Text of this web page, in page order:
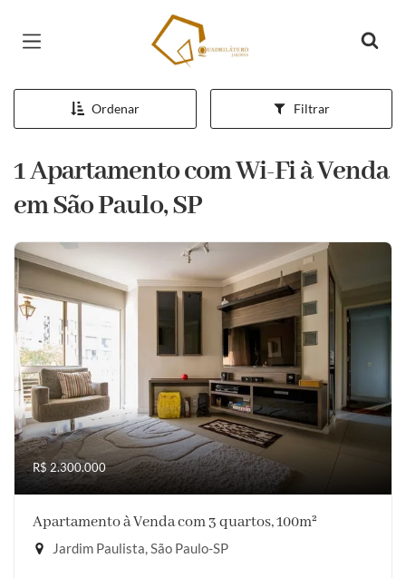
Página inicial
Ordenar Filtrar
1 Apartamento com Wi-Fi à Venda
em São Paulo, SP
R$ 2.300.000
Apartamento à Venda com 3 quartos, 100m²
Jardim Paulista, São Paulo-SP